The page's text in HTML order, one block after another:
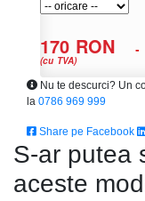
170 RON
(cu TVA)
-
Nu te descurci? Un
la 0786 969 999
Share pe Facebook
S-ar putea
aceste